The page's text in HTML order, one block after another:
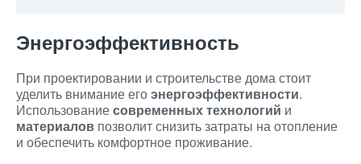
Энергоэффективность
При проектировании и строительстве дома стоит
уделить внимание егоэнергоэффективности.
Использованиесовременных технологий и
материалов позволит снизить затраты на отопление
и обеспечить комфортное проживание.